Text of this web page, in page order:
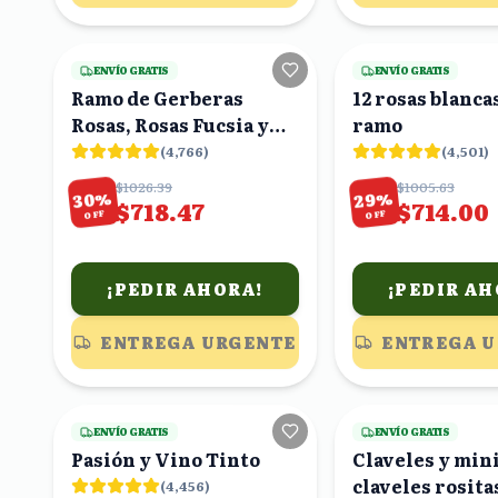
19viendo
ENVÍO GRATIS
Ramo de Gerberas
Rosas, Rosas Fucsia y
Claveles Rojos
(4,766)
30%
OFF
$1026.39
$718.47
¡PEDIR AHORA!
ENTREGA URGENTE
ENVÍO GRATIS
12 rosas
ramo
(4,501)
29%
OFF
$1005.63
$714.00
¡PEDIR
ENTREGA
19viendo
ENVÍO GRATIS
Pasión y Vino Tinto
(4,456)
ENVÍO GRATIS
Claveles y mini
claveles